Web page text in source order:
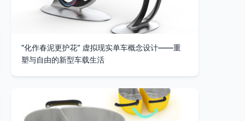
“化作春泥更护花” 虚拟现实单车概念设计——重
塑与自由的新型车载生活